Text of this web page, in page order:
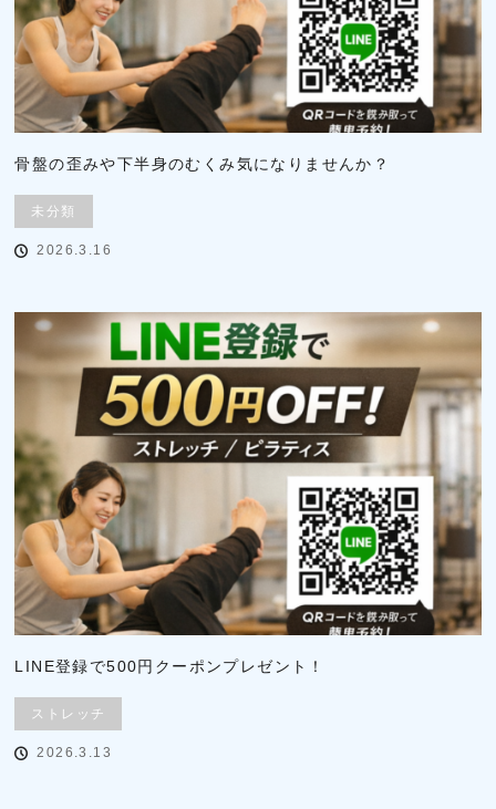
骨盤の歪みや下半身のむくみ気になりませんか？
未分類
2026.3.16
LINE登録で500円クーポンプレゼント！
ストレッチ
2026.3.13